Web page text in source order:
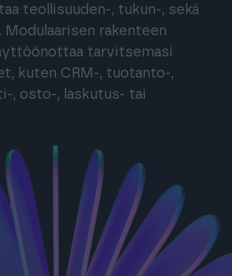
teollisuuden-, tukun-, sekä
Modulaarisen rakenteen
tarvitsemasi
kuten CRM-, tuotanto-,
, osto-, laskutus- tai